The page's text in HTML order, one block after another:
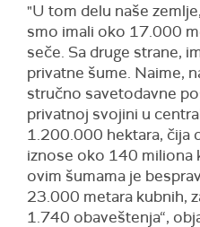
"U tom delu naše
smo imali oko 17.000
seče. Sa druge strane,
privatne šume. Naime,
stručno savetodavne
privatnoj svojini u
1.200.000 hektara, čija
iznose oko 140 miliona
ovim šumama je
23.000 metara kubnih,
1.740 obaveštenja“,